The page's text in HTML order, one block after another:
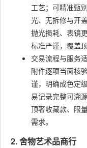
工艺；可精准甄
光、无拆修与开
抛光损耗、表镜
标准严谨，覆盖
交易流程与服务
附件逐项当面核
谨，明确成色定
易记录完整可溯
顶奢收藏款、限
需求。
2. 舍物艺术品商行